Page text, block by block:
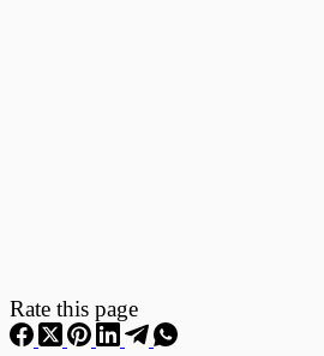
Rate this page